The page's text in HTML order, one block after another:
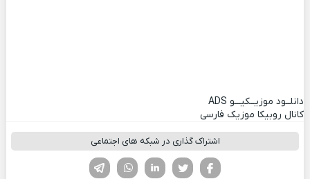
دانلــود موزیــکیـــو ADS
کانال روبیکا موزیک فارسی
اشتراک گذاری در شبکه های اجتماعی
لینکدین تویتر
فیسوک